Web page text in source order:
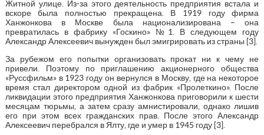
Житной улице. Из-за этого деятельность предприятия встала и
вскоре была полностью прекращена. В 1919 году фирма
Ханжонкова в Москве была национализирована – она
превратилась в фабрику «Госкино» №1. В следующем году
Александр Алексеевич вынужден был эмигрировать из страны [3].
За рубежом его попытки организовать прокат ни к чему не
привели. Поэтому по приглашению акционерного общества
«Руссфильм» в 1923 году он вернулся в Москву, где на некоторое
время стал директором одной из фабрик «Пролеткино». После
ликвидации этого предприятия Ханжонкова приговорили к шести
месяцам тюрьмы, а затем сразу амнистировали, однако лишив
его при этом всех гражданских прав. После этого Александр
Алексеевич перебрался в Ялту, где и умер в 1945 году [3].